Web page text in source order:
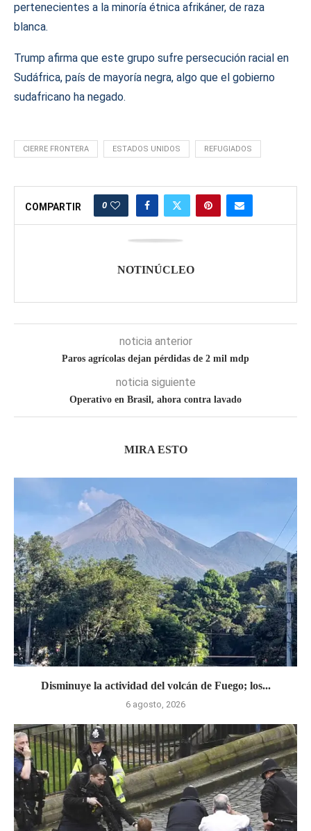
pertenecientes a la minoría étnica afrikáner, de raza
blanca.
Trump afirma que este grupo sufre persecución racial en
Sudáfrica, país de mayoría negra, algo que el gobierno
sudafricano ha negado.
CIERRE FRONTERA ESTADOS UNIDOS REFUGIADOS
COMPARTIR 0
NOTINÚCLEO
noticia anterior
Paros agrícolas dejan pérdidas de 2 mil mdp
noticia siguiente
Operativo en Brasil, ahora contra lavado
MIRA ESTO
Disminuye la actividad del volcán de Fuego; los...
6 agosto, 2026